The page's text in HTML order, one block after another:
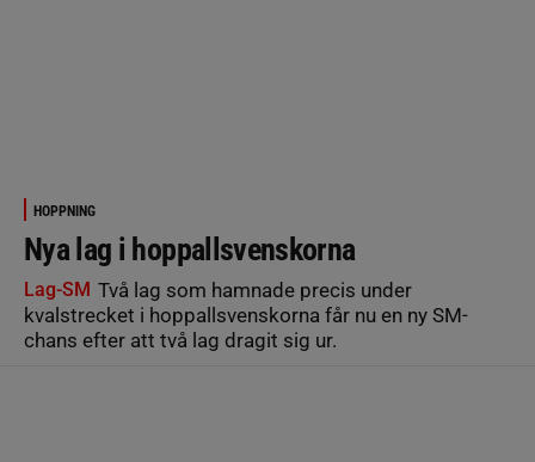
HOPPNING
Nya lag i hoppallsvenskorna
Lag-SM Två lag som hamnade precis under
kvalstrecket i hoppallsvenskorna får nu en ny SM-
chans efter att två lag dragit sig ur.